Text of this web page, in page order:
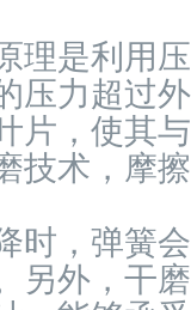
理是利用
压力超过
片，使其
技术，摩
时，弹簧
另外，干